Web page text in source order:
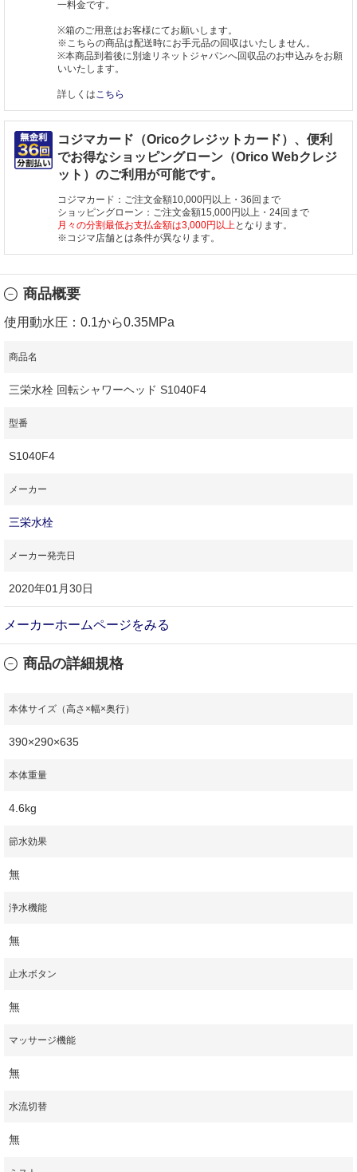
一料金です。
※箱のご用意はお客様にてお願いします。
※こちらの商品は配送時にお手元品の回収はいたしません。
※本商品到着後に別途リネットジャパンへ回収品のお申込みをお願
いいたします。
詳しくはこちら
コジマカード（Oricoクレジットカード）、便利
でお得なショッピングローン（Orico Webクレジ
ット）のご利用が可能です。
コジマカード：ご注文金額10,000円以上・36回まで
ショッピングローン：ご注文金額15,000円以上・24回まで
月々の分割最低お支払金額は3,000円以上となります。
※コジマ店舗とは条件が異なります。
商品概要
使用動水圧：0.1から0.35MPa
商品名
三栄水栓 回転シャワーヘッド S1040F4
型番
S1040F4
メーカー
三栄水栓
メーカー発売日
2020年01月30日
メーカーホームページをみる
商品の詳細規格
本体サイズ（高さ×幅×奥行）
390×290×635
本体重量
4.6kg
節水効果
無
浄水機能
無
止水ボタン
無
マッサージ機能
無
水流切替
無